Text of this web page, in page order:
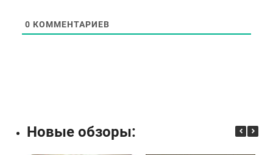
0 КОММЕНТАРИЕВ
Новые обзоры: